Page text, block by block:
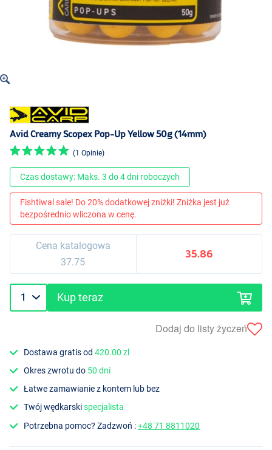
Avid Creamy Scopex Pop-Up Yellow 50g (14mm)
(1 Opinie)
Czas dostawy: Maks. 3 do 4 dni roboczych
Fishtiwal sale! Do 20% dodatkowej zniżki! Zniżka jest już
bezpośrednio wliczona w cenę.
Cena katalogowa
37.75
35.86
Kup teraz
Dodaj do listy życzeń
Dostawa gratis od420.00 zl
Okres zwrotu do 50 dni
Łatwe zamawianie z kontem lub bez
Twój wędkarskispecjalista
Potrzebna pomoc? Zadzwoń :+48 71 8811020